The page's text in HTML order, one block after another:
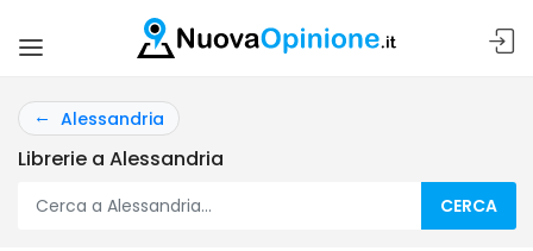
Alessandria
Librerie a Alessandria
CERCA